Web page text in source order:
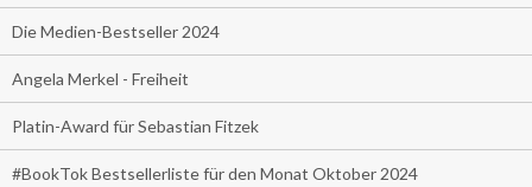
Die Medien-Bestseller 2024
Angela Merkel - Freiheit
Platin-Award für Sebastian Fitzek
#BookTok Bestsellerliste für den Monat Oktober 2024